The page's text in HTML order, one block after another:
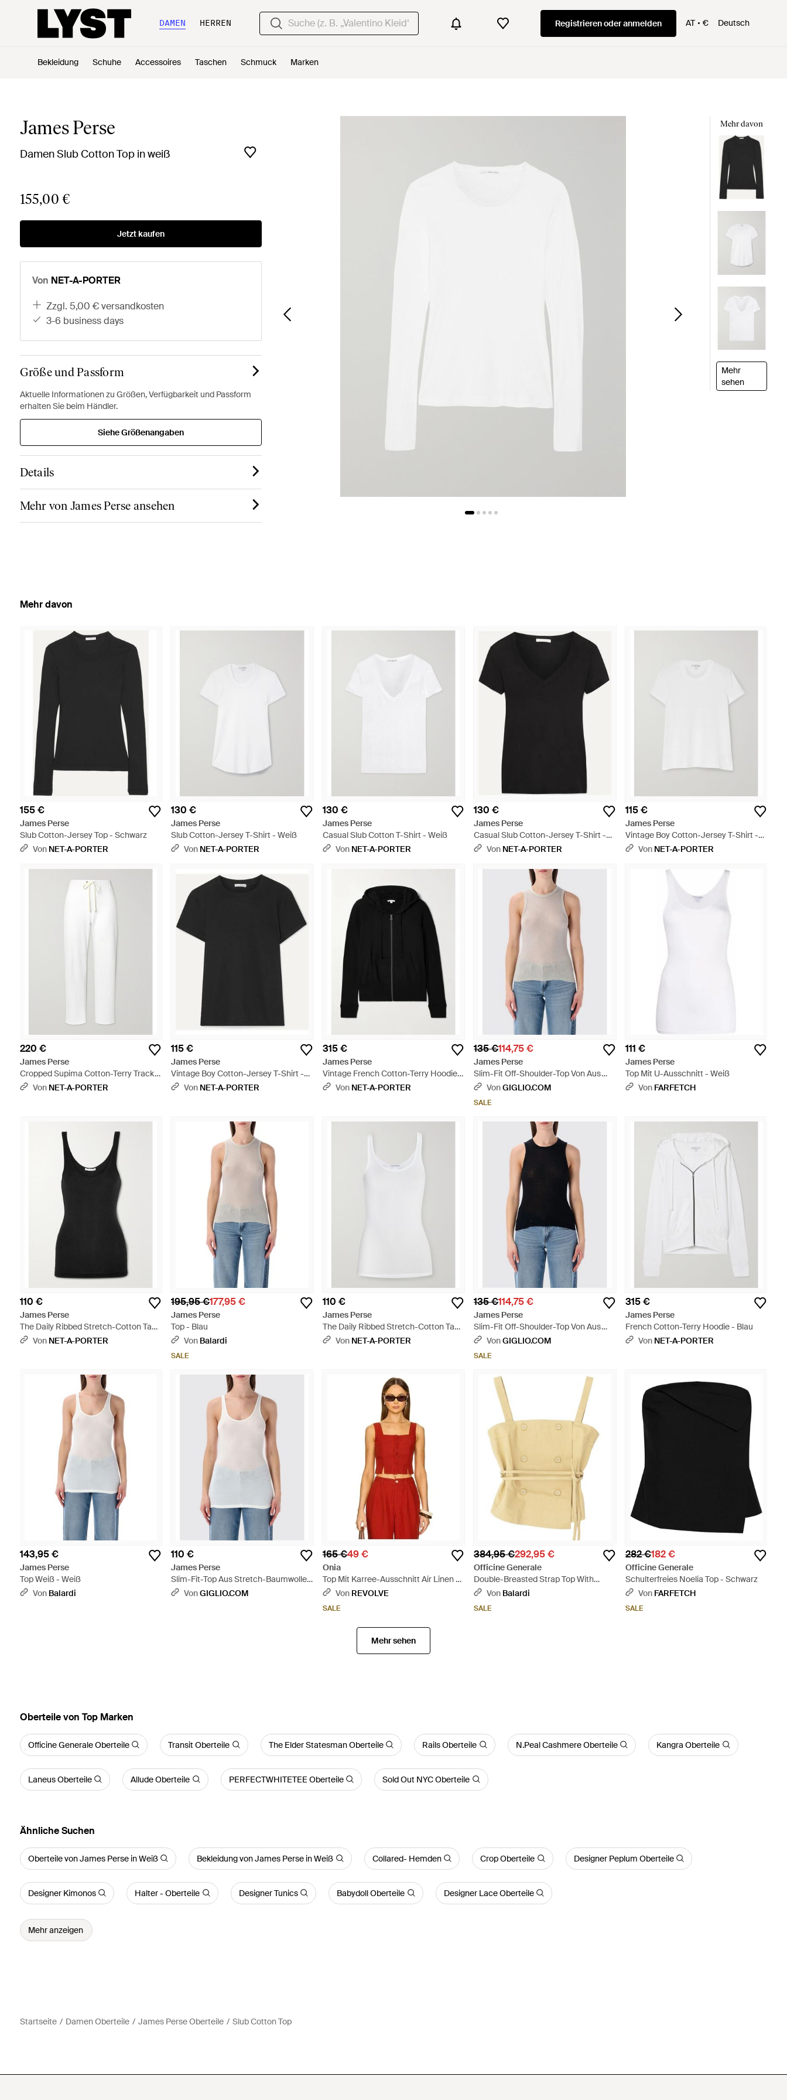
DAMEN HERREN Registrieren oder anmelden AT € Deutsch
Bekleidung Schuhe Accessoires Taschen Schmuck Marken
James Perse
Damen Slub Cotton Top in weiß
155,00 €
Jetzt kaufen
Von NET-A-PORTER
zzgl. 5,00 € versandkosten
3-6 business days
Größe und Passform
Aktuelle Informationen zu Größen, Verfügbarkeit und Passform
erhalten Sie beim Händler.
Siehe Größenangaben
Details
Mehr von James Perse ansehen
Mehr davon
Mehr
sehen
Mehr davon
155 €
James Perse
Slub Cotton-Jersey Top - Schwarz
Von NET-A-PORTER
130 €
James Perse
Slub Cotton-Jersey T-Shirt - Weiß
Von NET-A-PORTER
130 €
James Perse
Casual Slub Cotton T-Shirt - Weiß
Von NET-A-PORTER
130 €
James Perse
Casual Slub Cotton-Jersey T-Shirt -
Schwarz
Von NET-A-PORTER
115 €
James Perse
Vintage Boy Cotton-Jersey T-Shirt -
WeißVon NET-A-PORTER
220 €
James Perse
Cropped Supima Cotton-Terry Track
Pants - Weiß
Von NET-A-PORTER
115 €
James Perse
Vintage Boy Cotton-Jersey T-Shirt -
Schwarz
Von NET-A-PORTER
315 €
James Perse
Vintage French Cotton-Terry Hoodie -
Schwarz
Von NET-A-PORTER
135 €114,75 €
James Perse
Slim-Fit Off-Shoulder-Top Von Aus
Baumwolle Und Kaschmir - Blau
VonGIGLIO.COM
SALE
111 €
James Perse
Top Mit U-Ausschnitt - Weiß
Von FARFETCH
110 €
James Perse
The Daily Ribbed Stretch-Cotton Tank
- Schwarz
Von NET-A-PORTER
195,95 €177,95 €
James Perse
Top - Blau
Von Balardi
SALE
110 €
James Perse
The Daily Ribbed Stretch-Cotton Tank
- Weiß
Von NET-A-PORTER
135 €114,75 €
James Perse
Slim-Fit Off-Shoulder-Top Von Aus
Baumwolle Und Kaschmir - Schwarz
VonGIGLIO.COM
SALE
315 €
James Perse
French Cotton-Terry Hoodie - Blau
Von NET-A-PORTER
143,95 €
James Perse
Top Weiß - Weiß
Von Balardi
110 €
James Perse
Slim-Fit-Top Aus Stretch-Baumwolle
Mit Schmalen Trägern - Weiß
VonGIGLIO.COM
165 €49 €
Onia
Top Mit Karree-Ausschnitt Air Linen -
RotVon REVOLVE
SALE
384,95 €292,95 €
Officine Generale
Double-Breasted Strap Top With
Asymmetrical Hem - Gelb
Von Balardi
SALE
282 €182 €
Officine Generale
Schulterfreies Noelia Top - Schwarz
Von FARFETCH
SALE
Mehr sehen
Oberteile von Top Marken
Officine Generale Oberteile Transit Oberteile The Elder Statesman Oberteile Rails Oberteile N.Peal Cashmere Oberteile Kangra Oberteile
Laneus Oberteile Allude Oberteile PERFECTWHITETEE Oberteile Sold Out NYC Oberteile
Ähnliche Suchen
Oberteile von James Perse in Weiß Bekleidung von James Perse in Weiß Collared- Hemden Crop Oberteile Designer Peplum Oberteile
Designer Kimonos Halter - Oberteile Designer Tunics Babydoll Oberteile Designer Lace Oberteile
Mehr anzeigen
Startseite Damen Oberteile James Perse Oberteile Slub Cotton Top